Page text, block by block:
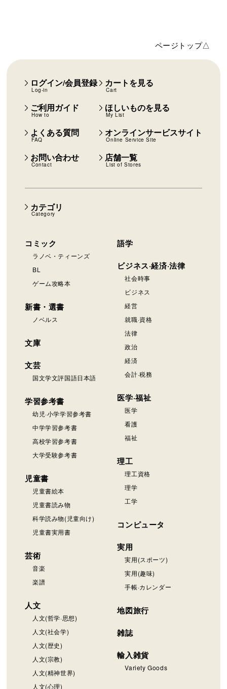
ページトップ△
カテゴリ
Category
コミック
ラノベ・ティーンズ
BL
ゲーム攻略本
新書・選書
ノベルス
文庫
文芸
国文学文評国語日本語
学習参考書
幼児·小学学習参考書
中学学習参考書
高校学習参考書
大学受験参考書
児童書
児童書絵本
児童書読み物
科学読み物(児童向け)
児童書実用書
芸術
音楽
楽譜
人文
人文(哲学·思想)
人文(社会学)
人文(歴史)
人文(宗教)
人文(精神世界)
人文(心理)
語学
ビジネス·経済·法律
社会時事
ビジネス
経営
就職·資格
法律
政治
経済
会計·税務
医学·福祉
医学
看護
福祉
理工
理工資格
理学
工学
コンピュータ
実用
実用(スポーツ)
実用(趣味)
手帳·カレンダー
地図旅行
雑誌
輸入雑貨
Variety Goods
ログイン/会員登録
Log-in
カートを見る
Cart
ご利用ガイド
How to
ほしいものを見る
My List
よくある質問
FAQ
オンラインサービスサイト
Online Service Site
お問い合わせ
Contact
店舗一覧
List of Stores